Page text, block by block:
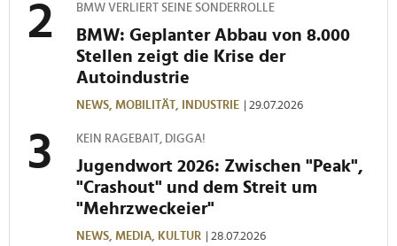
BMW VERLIERT SEINE SONDERROLLE
BMW: Geplanter Abbau von 8.000
Stellen zeigt die Krise der
Autoindustrie
NEWS, MOBILITÄT, INDUSTRIE | 29.07.2026
KEIN RAGEBAIT, DIGGA!
Jugendwort 2026: Zwischen "Peak",
"Crashout" und dem Streit um
"Mehrzweckeier"
NEWS, MEDIA, KULTUR | 28.07.2026